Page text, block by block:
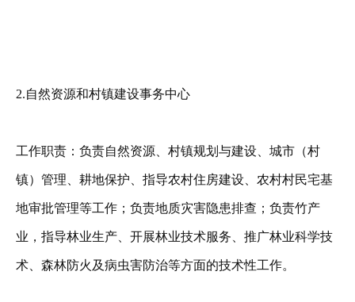
2.自然资源和村镇建设事务中心
工作职责：负责自然资源、村镇规划与建设、城市（村
镇）管理、耕地保护、指导农村住房建设、农村村民宅基
地审批管理等工作；负责地质灾害隐患排查；负责竹产
业，指导林业生产、开展林业技术服务、推广林业科学技
术、森林防火及病虫害防治等方面的技术性工作。